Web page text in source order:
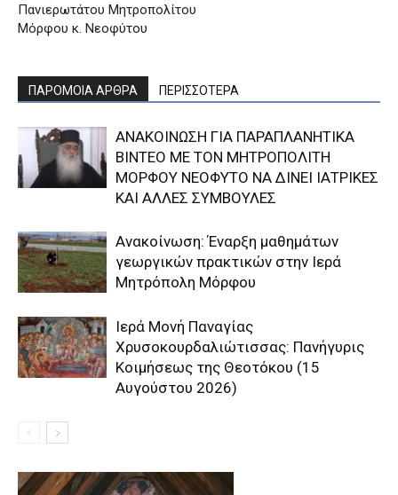
Πανιερωτάτου Μητροπολίτου
Μόρφου κ. Νεοφύτου
ΠΑΡΟΜΟΙΑ ΑΡΘΡΑ ΠΕΡΙΣΣΟΤΕΡΑ
ΑΝΑΚΟΙΝΩΣΗ ΓΙΑ ΠΑΡΑΠΛΑΝΗΤΙΚΑ
ΒΙΝΤΕΟ ΜΕ ΤΟΝ ΜΗΤΡΟΠΟΛΙΤΗ
ΜΟΡΦΟΥ ΝΕΟΦΥΤΟ ΝΑ ΔΙΝΕΙ ΙΑΤΡΙΚΕΣ
ΚΑΙ ΑΛΛΕΣ ΣΥΜΒΟΥΛΕΣ
Ανακοίνωση: Έναρξη μαθημάτων
γεωργικών πρακτικών στην Ιερά
Μητρόπολη Μόρφου
Ιερά Μονή Παναγίας
Χρυσοκουρδαλιώτισσας: Πανήγυρις
Κοιμήσεως της Θεοτόκου (15
Αυγούστου 2026)